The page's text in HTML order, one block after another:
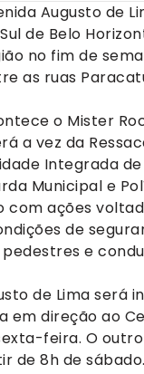
Augusto de
de Belo
no fim de
as ruas
o Mister
a vez da
Integrada
Municipal e
com ações
de
e
de Lima será
em direção ao
feira. O
de 8h de sábado.